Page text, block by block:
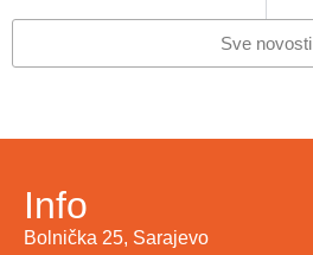
Sve novosti
Info
Bolnička 25, Sarajevo